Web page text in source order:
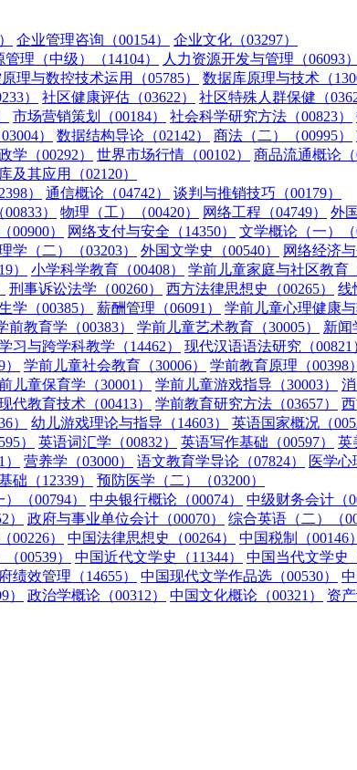
企业管理咨询（00154）
企业文化（03297）
管理（中级）（14104） 人力资源开发与管理（06093）
理与数控技术运用（05785） 数据库原理与技术（
） 社区健康评估（03622） 社区特殊人群保健（
市场营销策划（00184） 社会科学研究方法（00823）
） 数据结构导论（02142） 商法（二）（00995）
学（00292） 世界市场行情（00102） 商品流通概论（
及其应用（02120）
） 通信概论（04742）
谈判与推销技巧（00179）
） 物理（工）（00420） 网络工程（04749） 外
00900） 网络支付与安全（14350） 文学概论（一）（
学（二）（03203） 外国文学史（00540）
网络经济与
） 小学科学教育（00408） 学前儿童家庭与社区教育
刑事诉讼法学（00260） 西方法律思想史（00265） 线
学（00385） 薪酬管理（06091） 学前儿童心理健康与
前教育学（00383） 学前儿童艺术教育（30005） 新闻
习与跨学科教学（14462） 现代汉语语法研究（00821
学前儿童社会教育（30006） 学前教育原理（00398）
儿童保育学（30001） 学前儿童游戏指导（30003）
代教育技术（00413） 学前教育研究方法（03657）
） 幼儿游戏理论与指导（14603） 英语国家概况（
） 英语词汇学（00832） 英语写作基础（00597） 英
营养学（03000） 语文教育学导论（07824） 医学心
础（12339）
预防医学（二）（03200）
（00794） 中央银行概论（00074） 中级财务会计（
） 政府与事业单位会计（00070） 综合英语（二）（
00226） 中国法律思想史（00264） 中国税制（00146）
00539） 中国近代文学史（11344） 中国当代文学史
绩效管理（14655） 中国现代文学作品选（00530）
政治学概论（00312） 中国文化概论（00321） 资产